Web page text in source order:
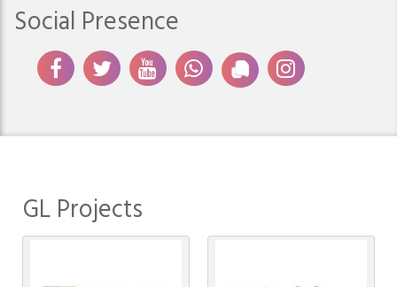
Social Presence
GL Projects